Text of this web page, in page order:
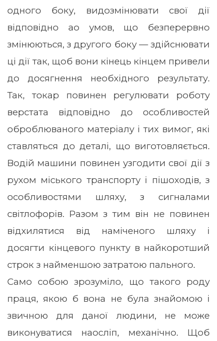
одного боку, видозмінювати свої дії
відповідно ао умов, що безперервно
змінюються, з другого боку — здійснювати
ці дії так, щоб вони кінець кінцем привели
до досягнення необхідного результату.
Так, токар повинен регулювати роботу
верстата відповідно до особливостей
оброблюваного матеріалу і тих вимог, які
ставляться до деталі, що виготовляється.
Водій машини повинен узгодити свої дії з
рухом міського транспорту і пішоходів, з
особливостями шляху, з сигналами
світлофорів. Разом з тим він не повинен
відхилятися від наміченого шляху і
досягти кінцевого пункту в найкоротший
строк з найменшою затратою пального.
Само собою зрозуміло, що такого роду
праця, якою б вона не була знайомою і
звичною для даної людини, не може
виконуватися наосліп, механічно. Щоб